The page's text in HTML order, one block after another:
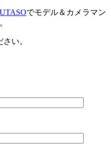
でモデル＆カメラマン
い。